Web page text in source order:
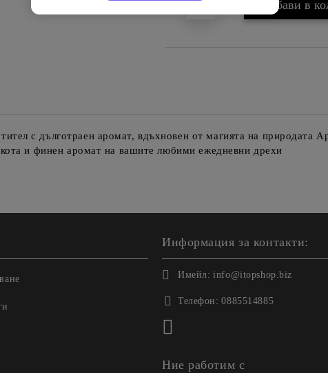
с дълготраен аромат, вдъхновен от магията на природата
и финен аромат на вашите любими ежедневни дрехи
Информация за контакти:
Имейл: info@itopshop.biz
Телефон: 0885514885
Ние работим с